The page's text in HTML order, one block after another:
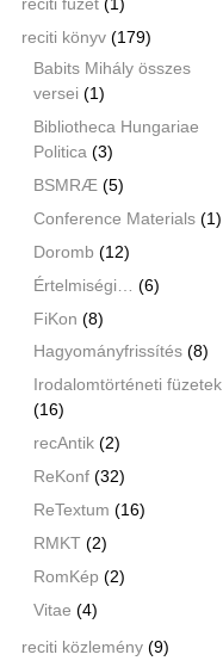
reciti füzet (1)
reciti könyv (179)
Babits Mihály összes
versei (1)
Bibliotheca Hungariae
Politica (3)
BSMRÆ (5)
Conference Materials (1)
Doromb (12)
Értelmiségi…
(6)
FiKon (8)
Hagyományfrissítés (8)
Irodalomtörténeti füzetek
(16)
recAntik (2)
ReKonf (32)
ReTextum (16)
RMKT (2)
RomKép (2)
Vitae (4)
reciti közlemény (9)